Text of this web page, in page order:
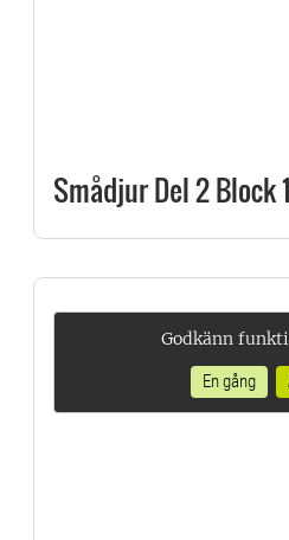
Smådjur Del 2 Block 1
Godkänn
En gång